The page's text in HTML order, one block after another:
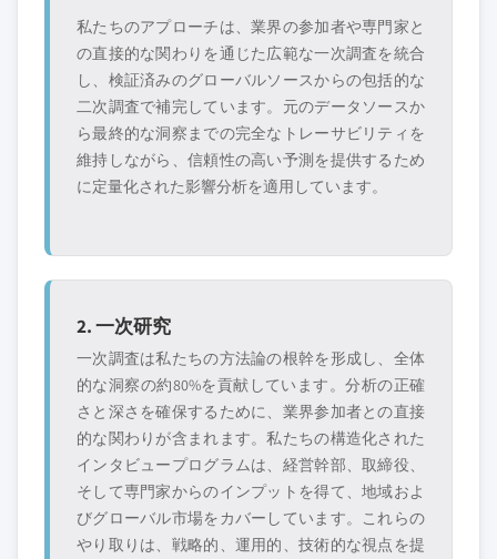
私たちのアプローチは、業界の参加者や専門家と
の直接的な関わりを通じた広範な一次調査を統合
し、検証済みのグローバルソースからの包括的な
二次調査で補完しています。元のデータソースか
ら最終的な洞察までの完全なトレーサビリティを
維持しながら、信頼性の高い予測を提供するため
に定量化された影響分析を適用しています。
2. 一次研究
一次調査は私たちの方法論の根幹を形成し、全体
的な洞察の約80%を貢献しています。分析の正確
さと深さを確保するために、業界参加者との直接
的な関わりが含まれます。私たちの構造化された
インタビュープログラムは、経営幹部、取締役、
そして専門家からのインプットを得て、地域およ
びグローバル市場をカバーしています。これらの
やり取りは、戦略的、運用的、技術的な視点を提